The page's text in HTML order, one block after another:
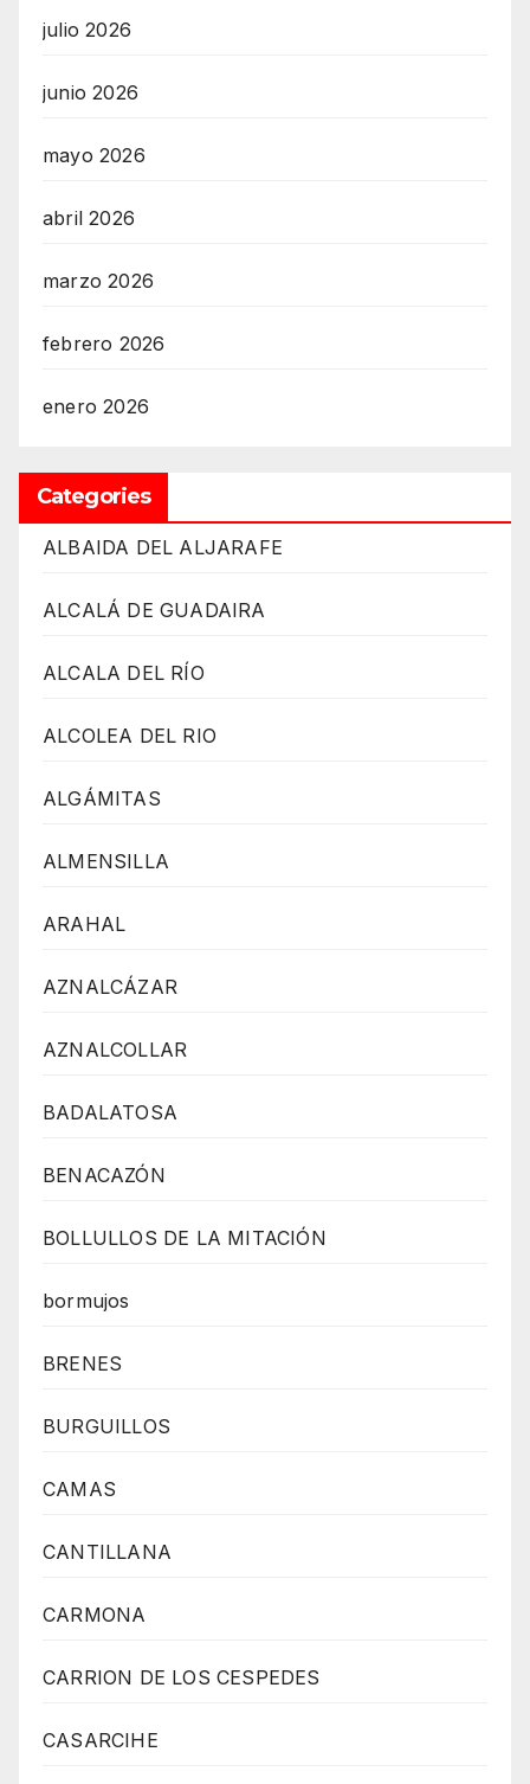
julio 2026
junio 2026
mayo 2026
abril 2026
marzo 2026
febrero 2026
enero 2026
Categories
ALBAIDA DEL ALJARAFE
ALCALÁ DE GUADAIRA
ALCALA DEL RÍO
ALCOLEA DEL RIO
ALGÁMITAS
ALMENSILLA
ARAHAL
AZNALCÁZAR
AZNALCOLLAR
BADALATOSA
BENACAZÓN
BOLLULLOS DE LA MITACIÓN
bormujos
BRENES
BURGUILLOS
CAMAS
CANTILLANA
CARMONA
CARRION DE LOS CESPEDES
CASARCIHE